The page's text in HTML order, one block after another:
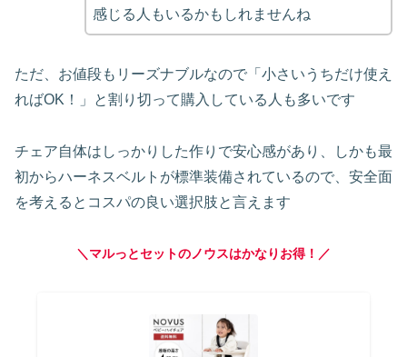
感じる人もいるかもしれませんね
ただ、お値段もリーズナブルなので「小さいうちだけ使え
ればOK！」と割り切って購入している人も多いです
チェア自体はしっかりした作りで安心感があり、しかも最
初からハーネスベルトが標準装備されているので、安全面
を考えるとコスパの良い選択肢と言えます
＼マルっとセットのノウスはかなりお得！／